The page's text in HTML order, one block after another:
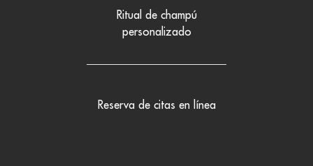
Ritual de champú
personalizado
Reserva de citas en línea